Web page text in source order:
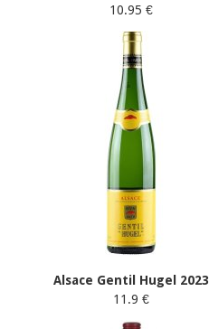
10.95 €
Alsace Gentil Hugel 2023
11.9 €